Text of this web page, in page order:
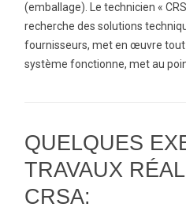
(emballage). Le technicien «
recherche des solutions
fournisseurs, met en œuvre tout
système fonctionne, met au
QUELQUES
TRAVAUX
CRSA: